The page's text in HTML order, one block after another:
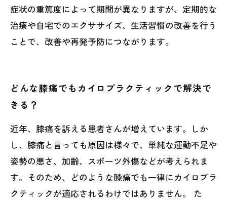
症状の重篤度によって期間が異なりますが、定期的な
治療や自宅でのエクササイズ、生活習慣の改善を行う
ことで、改善や再発予防につながります。
どんな膝痛でもカイロプラクティックで解決で
きる？
近年、膝痛を訴える患者さんが増えています。しか
し、膝痛と言っても原因は様々で、単純な運動不足や
姿勢の悪さ、加齢、スポーツ外傷などが考えられま
す。そのため、どのような膝痛でも一律にカイロプラ
クティックが適応されるわけではありません。 た